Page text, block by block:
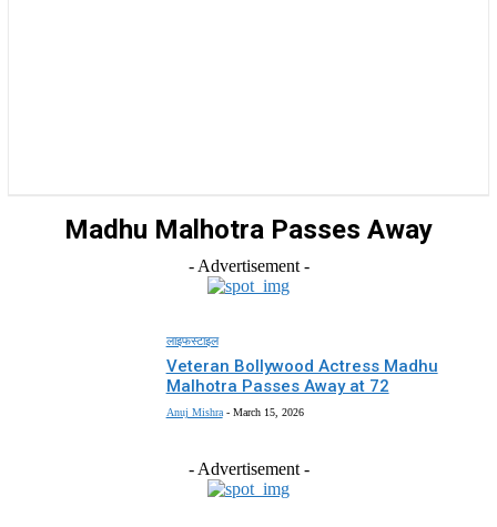
Madhu Malhotra Passes Away
- Advertisement -
लाइफस्टाइल
Veteran Bollywood Actress Madhu
Malhotra Passes Away at 72
Anuj Mishra - March 15, 2026
- Advertisement -